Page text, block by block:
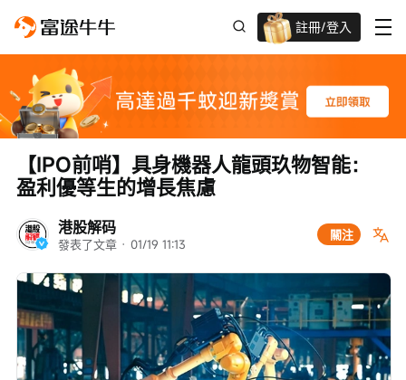
註冊/登入
港股解码
發表了文章 · 01/19 11:13
關注
【IPO前哨】具身機器人龍頭玖物智能：
盈利優等生的增長焦慮